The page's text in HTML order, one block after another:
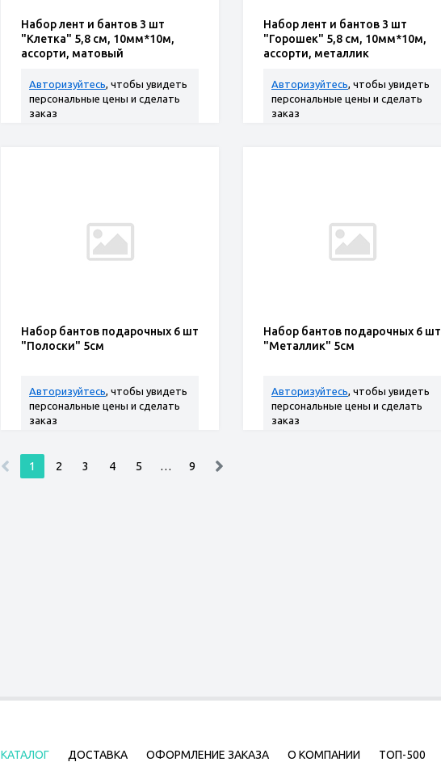
Набор лент и бантов 3 шт
"Клетка" 5,8 см, 10мм*10м,
ассорти, матовый
Авторизуйтесь, чтобы увидеть
персональные цены и сделать
заказ
Набор лент и бантов 3 шт
"Горошек" 5,8 см, 10мм*10м,
ассорти, металлик
Авторизуйтесь, чтобы увидеть
персональные цены и сделать
заказ
Набор бантов подарочных 6 шт
"Полоски" 5см
Авторизуйтесь, чтобы увидеть
персональные цены и сделать
заказ
Набор бантов подарочных 6 шт
"Металлик" 5см
Авторизуйтесь, чтобы увидеть
персональные цены и сделать
заказ
1 2 3 4 5 … 9
КАТАЛОГ ДОСТАВКА ОФОРМЛЕНИЕ ЗАКАЗА О КОМПАНИИ ТОП-500